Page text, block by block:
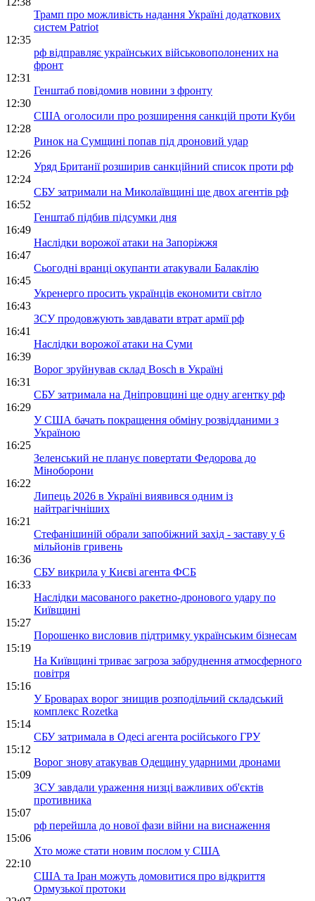
Трамп про можливість надання Україні додаткових
систем Patriot
12:35
рф відправляє українських військовополонених на
фронт
12:31
Генштаб повідомив новини з фронту
12:30
США оголосили про розширення санкцій проти Куби
12:28
Ринок на Сумщині попав під дроновий удар
12:26
Уряд Британії розширив санкційний список проти рф
12:24
СБУ затримали на Миколаївщині ще двох агентів рф
16:52
Генштаб підбив підсумки дня
16:49
Наслідки ворожої атаки на Запоріжжя
16:47
Сьогодні вранці окупанти атакували Балаклію
16:45
Укренерго просить українців економити світло
16:43
ЗСУ продовжують завдавати втрат армії рф
16:41
Наслідки ворожої атаки на Суми
16:39
Ворог зруйнував склад Bosch в Україні
16:31
СБУ затримала на Дніпровщині ще одну агентку рф
16:29
У США бачать покращення обміну розвідданими з
Україною
16:25
Зеленський не планує повертати Федорова до
Міноборони
16:22
Липець 2026 в Україні виявився одним із
найтрагічніших
16:21
Стефанішиній обрали запобіжний захід - заставу у 6
мільйонів гривень
16:36
СБУ викрила у Києві агента ФСБ
16:33
Наслідки масованого ракетно-дронового удару по
Київщині
15:27
Порошенко висловив підтримку українським бізнесам
15:19
На Київщині триває загроза забруднення атмосферного
повітря
15:16
У Броварах ворог знищив розподільчий складський
комплекс Rozetka
15:14
СБУ затримала в Одесі агента російського ГРУ
15:12
Ворог знову атакував Одещину ударними дронами
15:09
ЗСУ завдали ураження низці важливих об'єктів
противника
15:07
рф перейшла до нової фази війни на виснаження
15:06
Хто може стати новим послом у США
22:10
США та Іран можуть домовитися про відкриття
Ормузької протоки